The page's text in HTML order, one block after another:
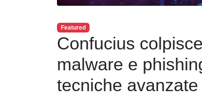
Featured
Confucius
malware e
tecniche avanzate